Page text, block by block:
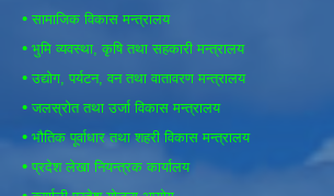
• सामाजिक विकास मन्त्रालय
• भुमि व्यवस्था, कृषि तथा सहकारी मन्त्रालय
• उद्योग, पर्यटन, वन तथा वातावरण मन्त्रालय
• जलस्रोत तथा उर्जा विकास मन्त्रालय
• भौतिक पूर्वाधार तथा शहरी विकास मन्त्रालय
• प्रदेश लेखा नियन्त्रक कार्यालय